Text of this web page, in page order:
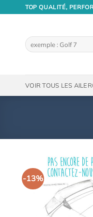
TOP QUALITÉ,
Recherche
pour :
VOIR TOUS LES
-13%